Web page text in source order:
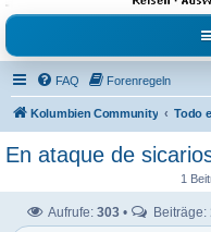
FAQ Forenregeln
Kolumbien Community Todo
En ataque de
1
Aufrufe: 303 • Beiträge: